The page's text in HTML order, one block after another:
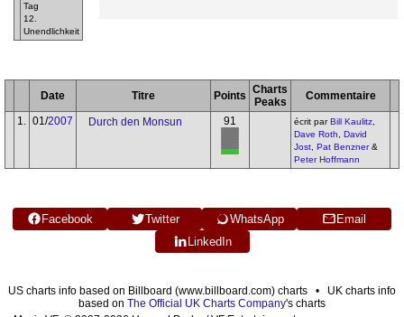
Tag
12.
Unendlichkeit
Date Titre Points Charts
Peaks
Commentaire
1.
01/2007 Durch den Monsun 91 écrit parBill Kaulitz
Dave Roth
David
Jost Pat Benzner&
Peter Hoffmann
Facebook Twitter WhatsApp
Email
LinkedIn
US charts info based on Billboard (www.billboard.com) charts • UK charts info
based on The Official UK Charts Company's charts